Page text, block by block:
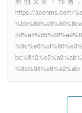
https://acenms.com/
%8a%98%e8%a2%ab/